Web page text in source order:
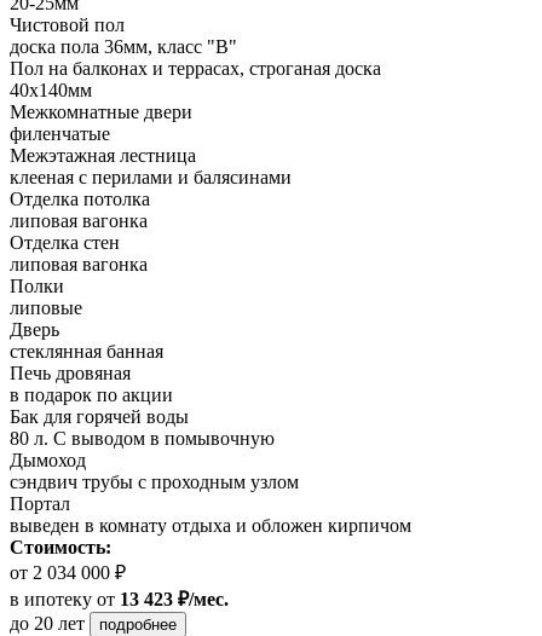
Чистовой пол
доска пола 36мм, класс "B"
Пол на балконах и террасах, строганая доска
40х140мм
Межкомнатные двери
филенчатые
Межэтажная лестница
клееная с перилами и балясинами
Отделка потолка
липовая вагонка
Отделка стен
липовая вагонка
Полки
липовые
Дверь
стеклянная банная
Печь дровяная
в подарок по акции
Бак для горячей воды
80 л. С выводом в помывочную
Дымоход
сэндвич трубы с проходным узлом
Портал
выведен в комнату отдыха и обложен кирпичом
Стоимость:
от 2 034 000 ₽
в ипотеку от 13 423 ₽/мес.
до 20 лет
подробнее